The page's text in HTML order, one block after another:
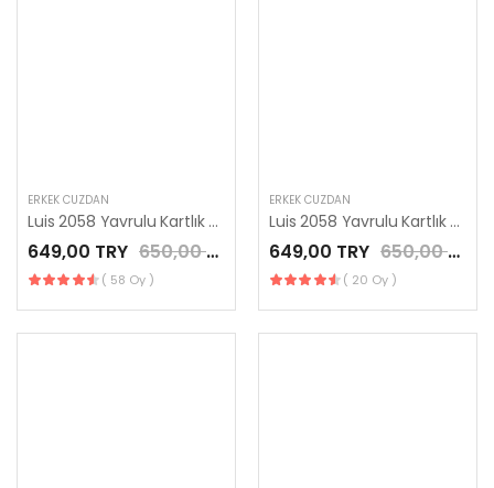
ERKEK CÜZDAN
Luis 2058 Yavrulu Kartlık Cüzdan Siyah Renk
649,00 TRY 650,00 TRY
( 58 Oy )
ERKEK CÜZDAN
Luis 2058 Yavrulu Kartlık Cüzdan Fındık Renk
649,00 TRY 650,00 TRY
( 20 Oy )